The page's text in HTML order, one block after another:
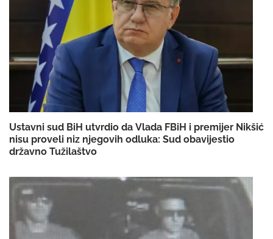
Ustavni sud BiH utvrdio da Vlada FBiH i premijer Nikšić
nisu proveli niz njegovih odluka: Sud obavijestio
državno Tužilaštvo